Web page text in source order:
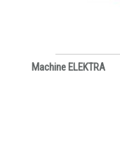
Machine ELEKTRA